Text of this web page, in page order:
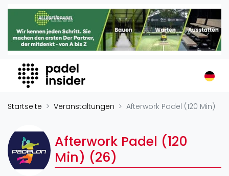
Padel Insider
Home
Organisationen
Buchungssysteme
Padel-Shops
Padelplatzbauer
Verschiedenes
Veranstaltungen
Startseite Veranstaltungen Afterwork Padel (120 Min)
Afterwork Padel (120
Min) (26)